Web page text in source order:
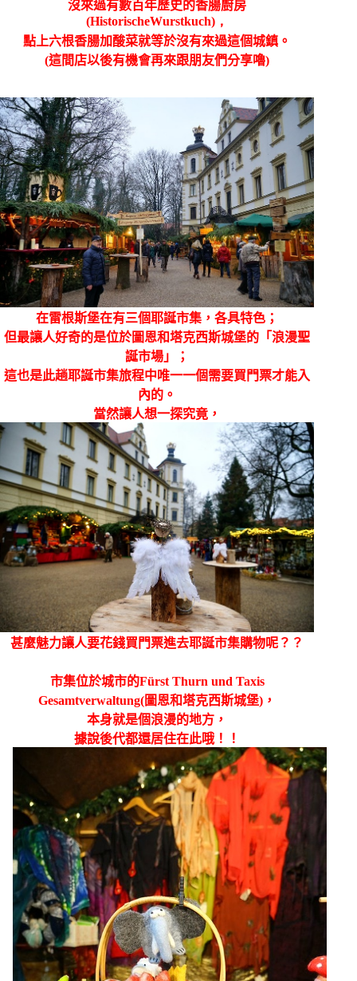
沒來過有數百年歷史的香腸廚房
(HistorischeWurstkuch)，
點上六根香腸加酸菜就等於沒有來過這個城鎮。
(這間店以後有機會再來跟朋友們分享嚕)
在雷根斯堡在有三個耶誕市集，各具特色；
但最讓人好奇的是位於圖恩和塔克西斯城堡的「浪漫聖
誕市場」；
這也是此趟耶誕市集旅程中唯一一個需要買門票才能入
內的。
當然讓人想一探究竟，
甚麼魅力讓人要花錢買門票進去耶誕市集購物呢？？
市集位於城市的Fürst Thurn und Taxis
Gesamtverwaltung(圖恩和塔克西斯城堡)，
本身就是個浪漫的地方，
據說後代都還居住在此哦！！